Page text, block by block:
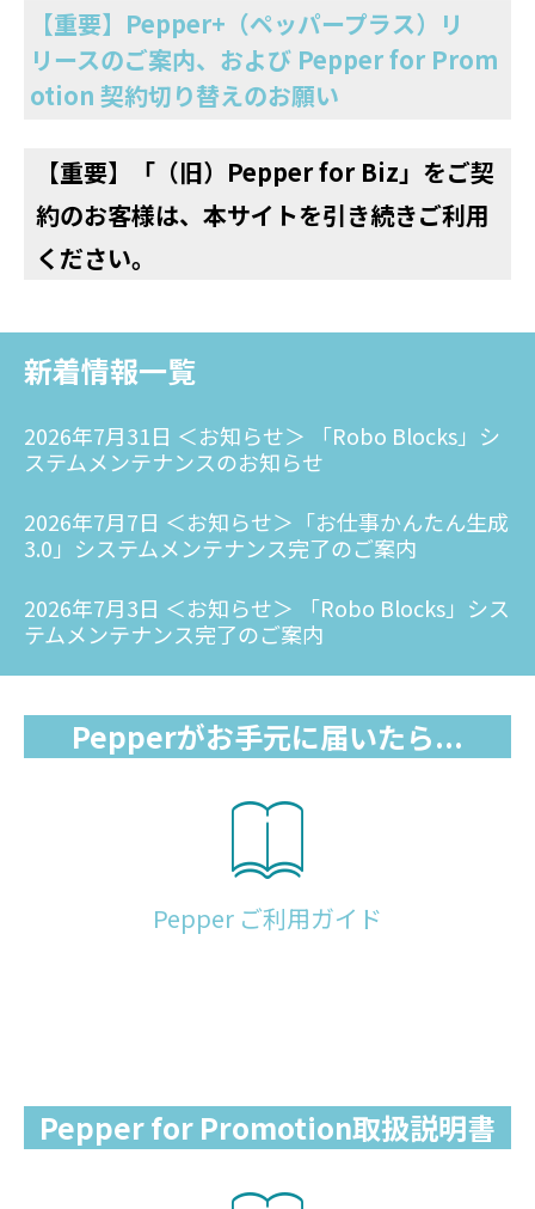
【重要】Pepper+（ペッパープラス）リ
リースのご案内、および Pepper for Prom
otion 契約切り替えのお願い
【重要】「（旧）Pepper for Biz」をご契
約のお客様は、本サイトを引き続きご利用
ください。
新着情報一覧
2026年7月31日 ＜お知らせ＞ 「Robo Blocks」シ
ステムメンテナンスのお知らせ
2026年7月7日 ＜お知らせ＞「お仕事かんたん生成
3.0」システムメンテナンス完了のご案内
2026年7月3日 ＜お知らせ＞ 「Robo Blocks」シス
テムメンテナンス完了のご案内
Pepperがお手元に届いたら...
Pepper ご利用ガイド
Pepper for Promotion取扱説明書